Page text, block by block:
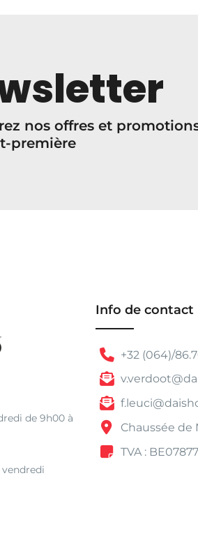
nos offres et
première
de 9h00 à
Info de contact
+32 (064)/
Chaussée de
TVA :